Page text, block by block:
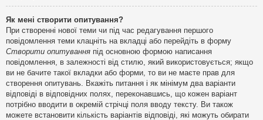
Як мені створити опитування?
При створенні нової теми чи під час редагування першого
повідомлення теми клацніть на вкладці або перейдіть в форму
Створити опитування під основною формою написання
повідомлення, в залежності від стилю, який використовується; якщо
ви не бачите такої вкладки або форми, то ви не маєте прав для
створення опитувань. Вкажіть питання і як мінімум два варіанти
відповіді в відповідних полях, переконавшись, що кожен варіант
потрібно вводити в окремій стрічці поля вводу тексту. Ви також
можете встановити кількість варіантів відповіді, які можуть обирати